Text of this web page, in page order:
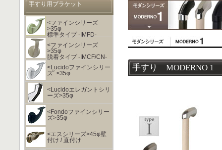
手すり用ブラケット
<ファインシリーズ
>35φ
標準タイプ -IMFD-
<ファインシリーズ
>35φ
脱着タイプ -IMCF/CN-
<Lucidoファインシリー
ズﾞ>35φ
<Lucidoエレガントシリ
ーズ>35φ
<Fondoファインシリー
ズ>35φ
<エスシリーズ>45φ壁
付け / 直付け
手すり